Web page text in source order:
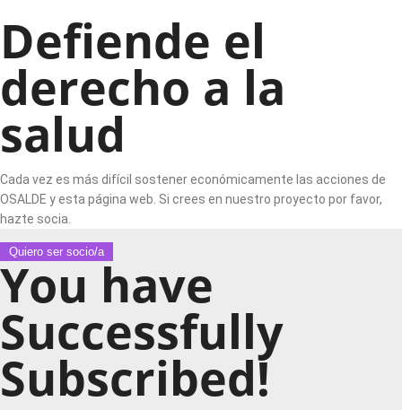
Defiende el
derecho a la
salud
Cada vez es más difícil sostener económicamente las acciones de
OSALDE y esta página web. Si crees en nuestro proyecto por favor,
hazte socia.
Quiero ser socio/a
You have
Successfully
Subscribed!